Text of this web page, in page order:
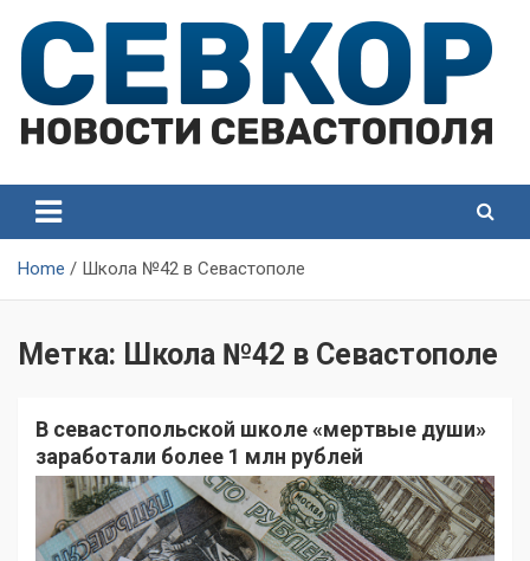
content
Севастополя
Севастополя
Home Школа №42 в Севастополе
Метка: Школа №42 в Севастополе
В севастопольской школе «мертвые души»
заработали более 1 млн рублей